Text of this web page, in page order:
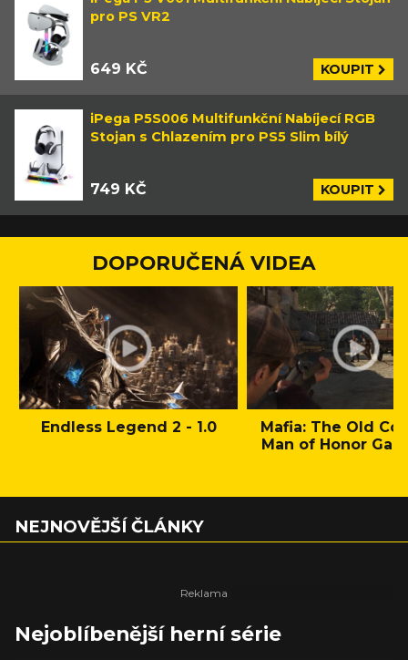
pro PS VR2
649 KČ KOUPIT
iPega P5S006 Multifunkční Nabíjecí RGB
Stojan s Chlazením pro PS5 Slim bílý
749 KČ KOUPIT
DOPORUČENÁ VIDEA
Endless Legend 2 - 1.0
Mafia: The Old
Man of Honor
NEJNOVĚJŠÍ ČLÁNKY
Nejoblíbenější herní série